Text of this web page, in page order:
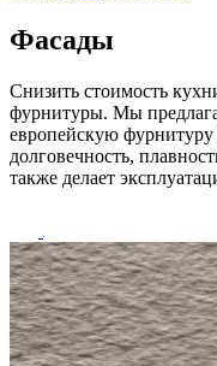
Фасады
Снизить стоимость
фурнитуры. Мы
европейскую
долговечность,
также делает